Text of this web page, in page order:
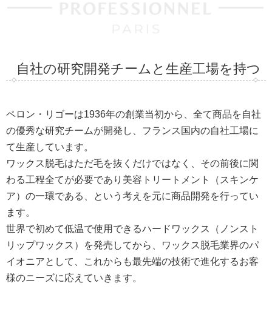
自社の研究開発チームと生産工場を持つ
ペロン・リゴーは1936年の創業当初から、全て商品を自社
の優秀な研究チームが開発し、フランス国内の自社工場に
て生産しています。
ワックス脱毛はただ毛を抜くだけではなく、その前後に関
わる工程全てが必要であり美容トリートメント（スキンケ
ア）の一環である、という考えを元に商品開発を行ってい
ます。
世界で初めて低温で使用できるハードワックス（ノンスト
リップワックス）を発売してから、ワックス脱毛業界のパ
イオニアとして、これからも最先端の技術で進化するお客
様のニーズに応えていきます。